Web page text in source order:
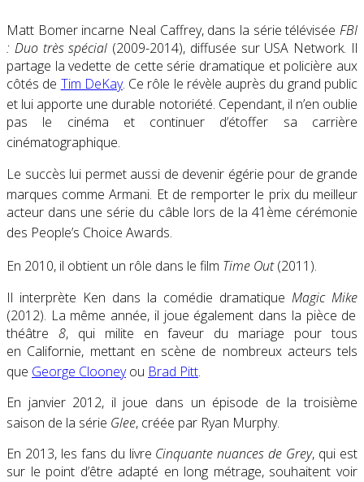
Matt Bomer incarne Neal Caffrey, dans la série télévisée FBI
: Duo très spécial (2009-2014), diffusée sur USA Network. Il
partage la vedette de cette série dramatique et policière aux
côtés de Tim DeKay. Ce rôle le révèle auprès du grand public
et lui apporte une durable notoriété. Cependant, il n’en oublie
pas le cinéma et continuer d’étoffer sa carrière
cinématographique.
Le succès lui permet aussi de devenir égérie pour de grande
marques comme Armani. Et de remporter le prix du meilleur
acteur dans une série du câble lors de la 41ème cérémonie
des People’s Choice Awards.
En 2010, il obtient un rôle dans le film Time Out(2011).
Il interprète Ken dans la comédie dramatique Magic Mike
(2012). La même année, il joue également dans la pièce de
théâtre 8, qui milite en faveur du mariage pour tous
en Californie, mettant en scène de nombreux acteurs tels
que George Clooneyou Brad Pitt.
En janvier 2012, il joue dans un épisode de la troisième
saison de la série Glee, créée par Ryan Murphy.
En 2013, les fans du livre Cinquante nuances de Grey, qui est
sur le point d’être adapté en long métrage, souhaitent voir